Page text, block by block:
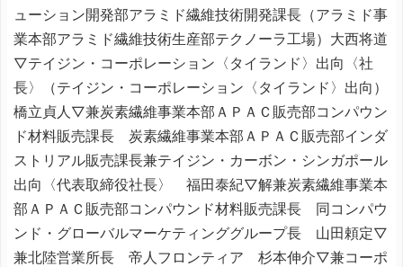
ューション開発部アラミド繊維技術開発課長（アラミド事
業本部アラミド繊維技術生産部テクノーラ工場）大西将道
▽テイジン・コーポレーション〈タイランド〉出向〈社
長〉（テイジン・コーポレーション〈タイランド〉出向）
橋立貞人▽兼炭素繊維事業本部ＡＰＡＣ販売部コンパウン
ド材料販売課長 炭素繊維事業本部ＡＰＡＣ販売部インダ
ストリアル販売課長兼テイジン・カーボン・シンガポール
出向〈代表取締役社長〉 福田泰紀▽解兼炭素繊維事業本
部ＡＰＡＣ販売部コンパウンド材料販売課長 同コンパウ
ンド・グローバルマーケティンググループ長 山田頼定▽
兼北陸営業所長 帝人フロンティア 杉本伸介▽兼コーポ